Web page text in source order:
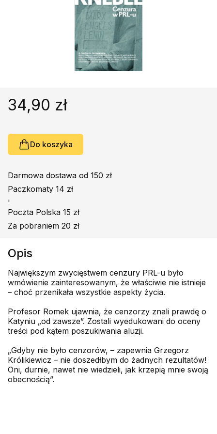
Książki obcojęzyczne
Poradniki, leksykony...
Podręczniki szkolne
34,90 zł
Do koszyka
Darmowa dostawa od 150 zł
Paczkomaty 14 zł
'
Poczta Polska 15 zł
Za pobraniem 20 zł
Opis
Największym zwycięstwem cenzury PRL-u było
wmówienie zainteresowanym, że właściwie nie istnieje
– choć przenikała wszystkie aspekty życia.
Profesor Romek ujawnia, że cenzorzy znali prawdę o
Katyniu „od zawsze”. Zostali wyedukowani do oceny
treści pod kątem poszukiwania aluzji.
„Gdyby nie było cenzorów, – zapewnia Grzegorz
Królikiewicz – nie doszedłbym do żadnych rezultatów!
Oni, durnie, nawet nie wiedzieli, jak krzepią mnie swoją
obecnością”.